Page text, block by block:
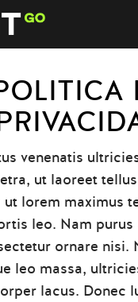
venenatis
ut laoreet
lorem maximus
leo. Nam purus
ornare nisi.
leo massa,
lacus. Donec